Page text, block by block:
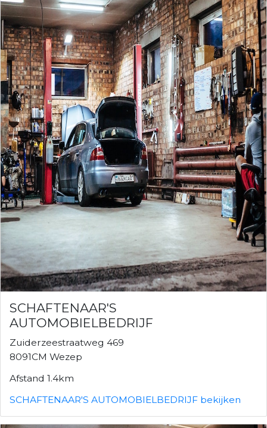
SCHAFTENAAR'S
AUTOMOBIELBEDRIJF
Zuiderzeestraatweg 469
8091CM Wezep
Afstand 1.4km
SCHAFTENAAR'S AUTOMOBIELBEDRIJF bekijken